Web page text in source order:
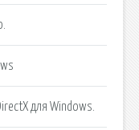
для Windows.